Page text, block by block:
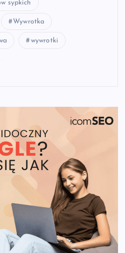
sypkich
Wywrotka
wywrotki